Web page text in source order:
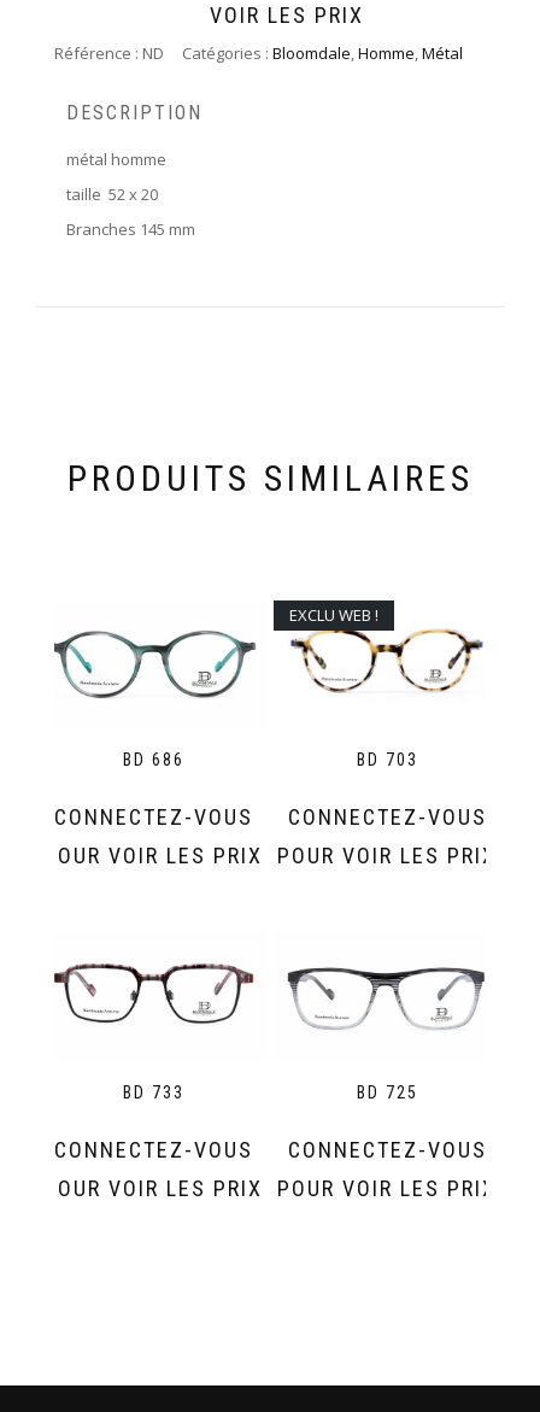
VOIR LES PRIX
Référence : ND Catégories : Bloomdale,Homme,Métal
DESCRIPTION
métal homme
taille 52 x 20
Branches 145 mm
PRODUITS SIMILAIRES
BD 686
CONNECTEZ-VOUS
POUR VOIR LES PRIX
EXCLU WEB !
BD 703
CONNECTEZ-VOUS
POUR VOIR LES PRIX
BD 733
CONNECTEZ-VOUS
POUR VOIR LES PRIX
BD 725
CONNECTEZ-VOUS
POUR VOIR LES PRIX